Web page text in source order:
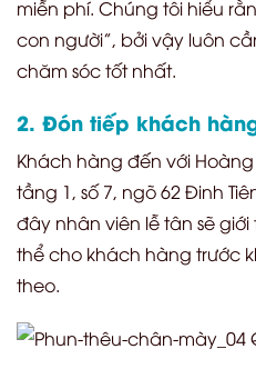
miễn phí. Chúng tôi hiểu
con người”, bởi vậy luôn
chăm sóc tốt nhất.
2. Đón tiếp khách
Khách hàng đến với
tầng 1, số 7, ngõ 62 Đinh
đây nhân viên lễ tân sẽ giới
thể cho khách hàng trước
theo.